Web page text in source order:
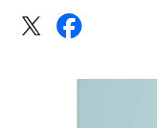
サービス
テクノロジー